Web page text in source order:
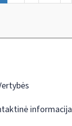
informacija